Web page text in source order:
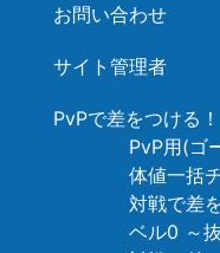
お問い合わせ
サイト管理者
PvPで差をつける
PvP用(ゴ
体値一括
対戦で差
ベル0 ～